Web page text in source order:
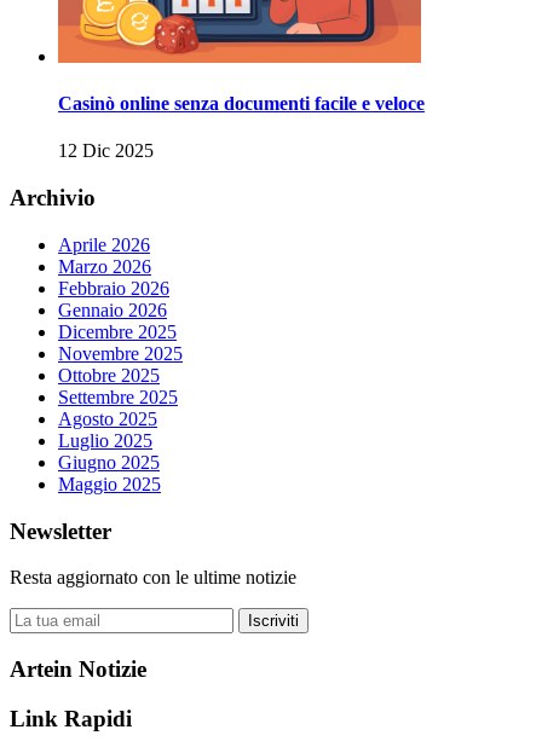
Casinò online senza documenti facile e veloce
12 Dic 2025
Archivio
Aprile 2026
Marzo 2026
Febbraio 2026
Gennaio 2026
Dicembre 2025
Novembre 2025
Ottobre 2025
Settembre 2025
Agosto 2025
Luglio 2025
Giugno 2025
Maggio 2025
Newsletter
Resta aggiornato con le ultime notizie
Iscriviti
Artein Notizie
Link Rapidi